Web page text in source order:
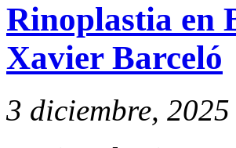
Rinoplastia en
Xavier Barceló
3 diciembre, 2025